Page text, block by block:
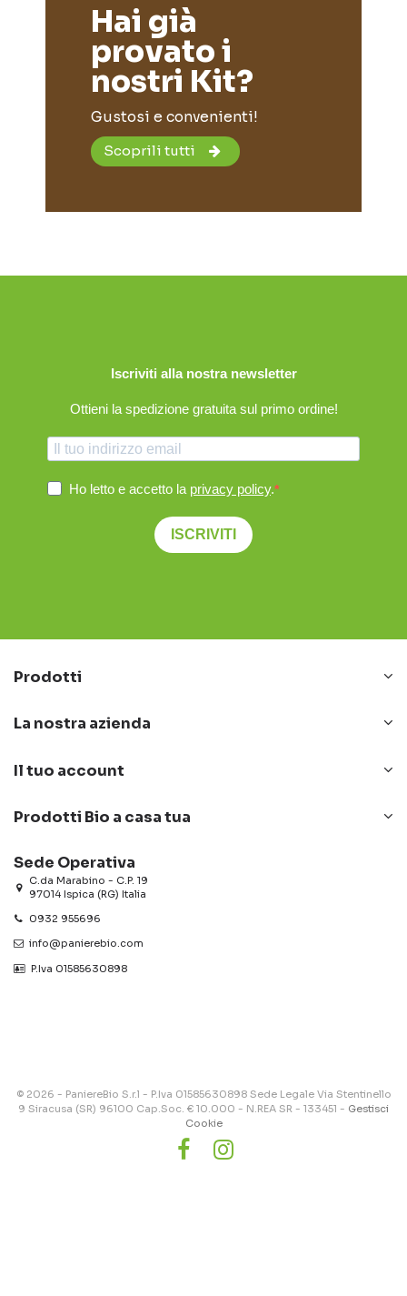
Hai già
provato i
nostri Kit?
Gustosi e convenienti!
Scoprili tutti
Iscriviti alla nostra newsletter
Ottieni la spedizione gratuita sul primo ordine!
Ho letto e accetto la privacy policy.
ISCRIVITI
Prodotti
La nostra azienda
Il tuo account
Prodotti Bio a casa tua
Sede Operativa
C.da Marabino - C.P. 19
97014 Ispica (RG) Italia
0932 955696
info@panierebio.com
‎‎‎‎‎ P.Iva 01585630898
© 2026 - PaniereBio S.r.l - P.Iva 01585630898 Sede Legale Via Stentinello
9 Siracusa (SR) 96100 Cap.Soc. € 10.000 - N.REA SR - 133451 - Gestisci
Cookie